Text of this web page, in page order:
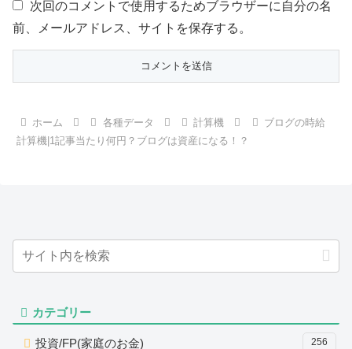
次回のコメントで使用するためブラウザーに自分の名
前、メールアドレス、サイトを保存する。
ホーム 各種データ 計算機
ブログの時給
計算機|1記事当たり何円？ブログは資産になる！？
カテゴリー
投資/FP(家庭のお金) 256